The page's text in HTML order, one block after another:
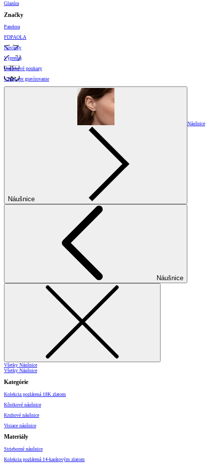
Glazúra
Značky
Pandora
PDPAOLA
Novinky
Výpredaj
Darčekové poukazy
Vzory pre gravírovanie
Náušnice
Náušnice
Náušnice
Všetky Náušnice
Všetky Náušnice
Kategórie
Kolekcia pozlátená 18K zlatom
Kôstkové náušnice
Kruhové náušnice
Visiace náušnice
Materiály
Strieborné náušnice
Kolekcia pozlátená 14-karátovým zlatom